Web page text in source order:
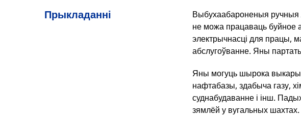
Прыкладанні
Выбухаабароненыя
не можа працаваць буйное
электрычнасці для працы,
абслугоўванне. Яны
Яны могуць шырока
нафтабазы, здабыча газу,
суднабудаванне і інш.
зямлёй у вугальных шахтах.